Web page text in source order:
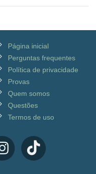
Página inicial
Perguntas frequentes
Política de privacidade
Provas
Quem somos
Questões
Termos de uso